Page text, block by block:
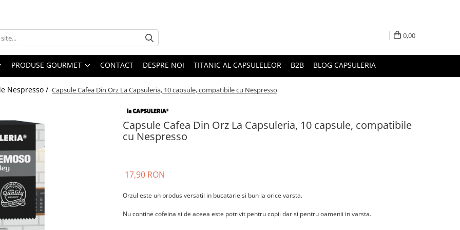
0,00
PRODUSE GOURMET CONTACT DESPRE NOI TITANIC AL CAPSULELEOR B2B BLOG CAPSULERIA
Nespresso / Capsule Cafea Din Orz La Capsuleria, 10 capsule, compatibile cu Nespresso
Capsule Cafea Din Orz La Capsuleria, 10 capsule, compatibile
cu Nespresso
17,90 RON
Orzul este un produs versatil in bucatarie si bun la orice varsta.
Nu contine cofeina si de aceea este potrivit pentru copii dar si pentru oamenii in varsta.